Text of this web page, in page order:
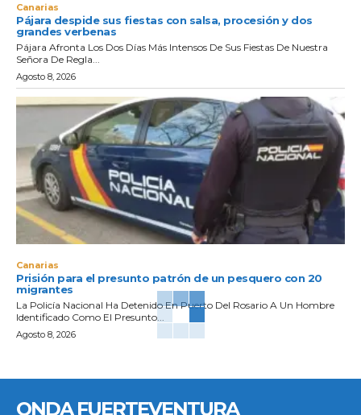
Canarias
Pájara despide sus fiestas con salsa, procesión y dos
grandes verbenas
Pájara Afronta Los Dos Días Más Intensos De Sus Fiestas De Nuestra
Señora De Regla...
Agosto 8, 2026
Canarias
Prisión para el presunto patrón de un pesquero con 20
migrantes
La Policía Nacional Ha Detenido En Puerto Del Rosario A Un Hombre
Identificado Como El Presunto...
Agosto 8, 2026
ONDA FUERTEVENTURA